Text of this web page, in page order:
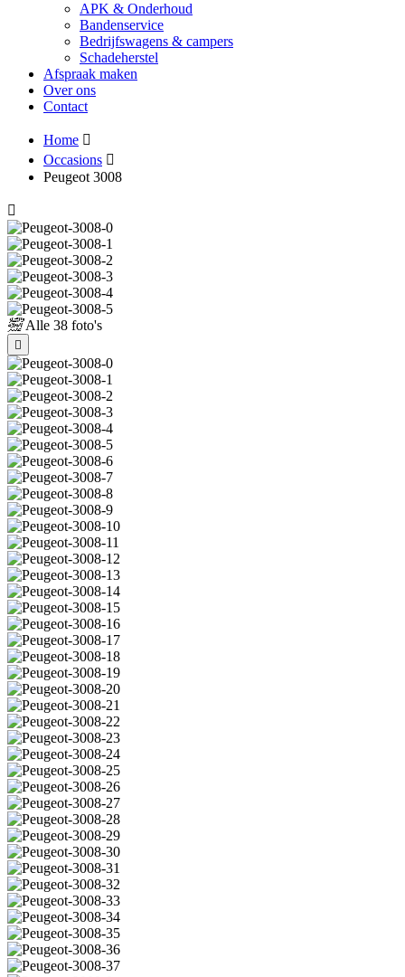
APK & Onderhoud
Bandenservice
Bedrijfswagens & campers
Schadeherstel
Afspraak maken
Over ons
Contact
Home
Occasions
Peugeot 3008
Alle 38 foto's